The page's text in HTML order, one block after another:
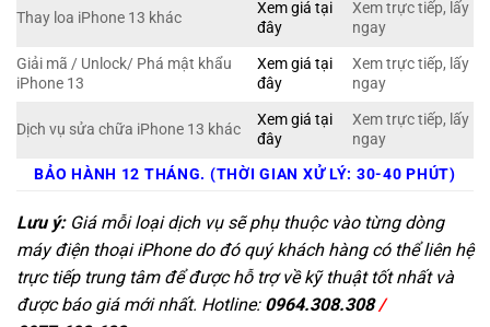
Thay loa iPhone 13 khác
Xem giá tại
đây
Xem trực tiếp, lấy
ngay
Giải mã / Unlock/ Phá mật khẩu
iPhone 13
Xem giá tại
đây
Xem trực tiếp, lấy
ngay
Dịch vụ sửa chữa iPhone 13 khác
Xem giá tại
đây
Xem trực tiếp, lấy
ngay
BẢO HÀNH 12 THÁNG. (THỜI GIAN XỬ LÝ: 30-40 PHÚT)
Lưu ý:Giá mỗi loại dịch vụ sẽ phụ thuộc vào từng dòng
máy điện thoại iPhone do đó quý khách hàng có thể liên hệ
trực tiếp trung tâm để được hỗ trợ về kỹ thuật tốt nhất và
được báo giá mới nhất. Hotline: 0964.308.308/